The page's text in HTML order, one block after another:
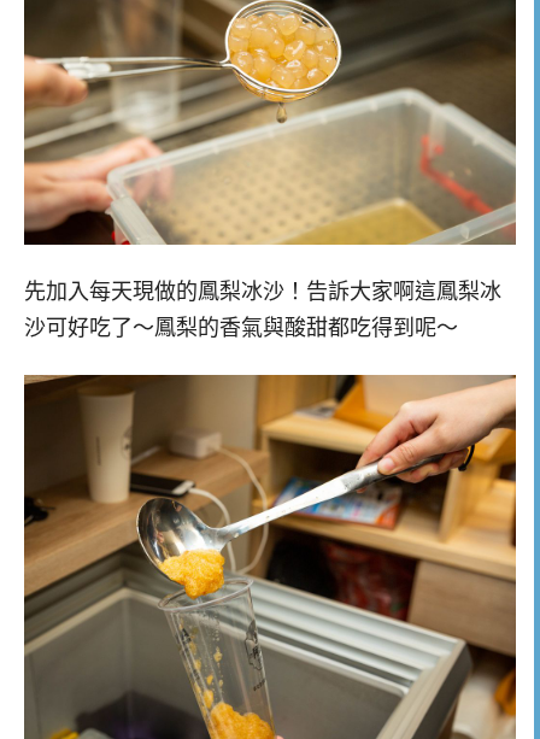
先加入每天現做的鳳梨冰沙！告訴大家啊這鳳梨冰
沙可好吃了～鳳梨的香氣與酸甜都吃得到呢～